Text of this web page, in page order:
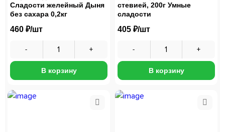
Сладости желейный Дыня
без сахара 0,2кг
460 ₽/шт
В корзину
стевией, 200г Умные
сладости
405 ₽/шт
В корзину